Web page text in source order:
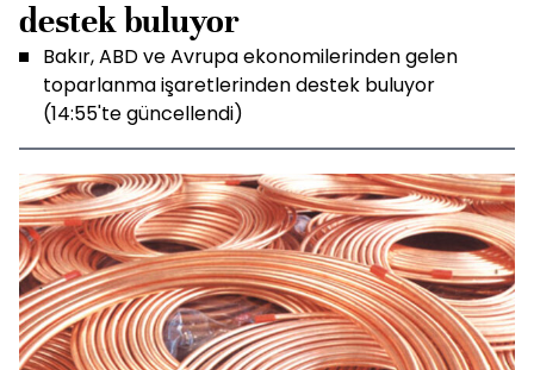
destek buluyor
Bakır, ABD ve Avrupa ekonomilerinden gelen
toparlanma işaretlerinden destek buluyor
(14:55'te güncellendi)